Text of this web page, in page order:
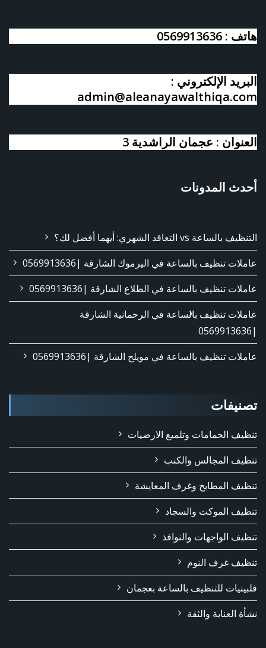
هاتف : 0569913636
البريد الإلكتروني :
admin@aleanayawalthiqa.com
العنوان : عجمان الراشدية 3
أحدث المدونات
التنظيف بالساعة vs التعاقد الشهري: أيهما أفضل لك؟
عاملات تنظيف بالساعة في اليرموك الشارقة |0569913636
عاملات تنظيف بالساعة في الطلاع الشارقة |0569913636
عاملات تنظيف بالساعة في الرحمانية الشارقة
|0569913636
عاملات تنظيف بالساعة في مويلح الشارقة |0569913636
تصنيفات
تنظيف الحمامات وتلميع الارضيات
تنظيف المجالس والكنب
تنظيف المطابخ وغرف المعايشة
تنظيف الموكت والسجاد
تنظيف الواجهات والنوافذ
تنظيف غرف النوم
فلبينيات للتنظيف بالساعة بعجمان
نشأة العناية والثقة